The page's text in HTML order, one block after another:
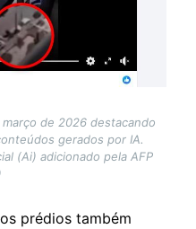
de 2026 destacando
gerados por IA.
(Ai) adicionado pela AFP
prédios também